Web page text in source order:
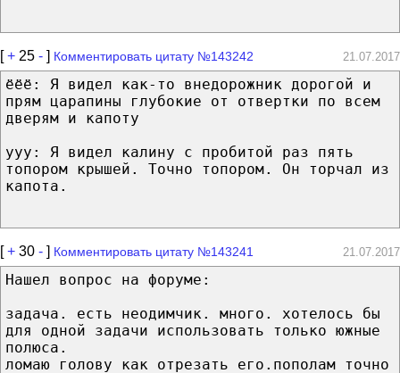
[+ 25 - ] Комментировать цитату №143242 21.07.2017
ёёё: Я видел как-то внедорожник дорогой и
прям царапины глубокие от отвертки по всем
дверям и капоту
ууу: Я видел калину с пробитой раз пять
топором крышей. Точно топором. Он торчал из
капота.
[+ 30 - ] Комментировать цитату №143241 21.07.2017
Нашел вопрос на форуме:
задача. есть неодимчик. много. хотелось бы
для одной задачи использовать только южные
полюса.
ломаю голову как отрезать его.пополам точно